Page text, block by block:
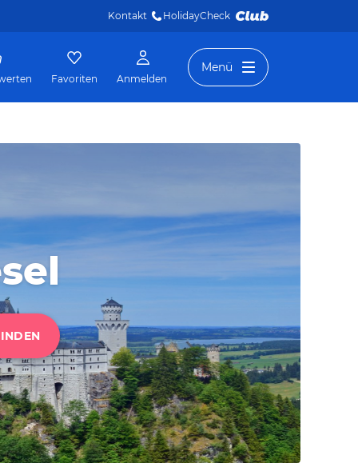
Kontakt HolidayCheck
Favoriten Anmelden
Menü